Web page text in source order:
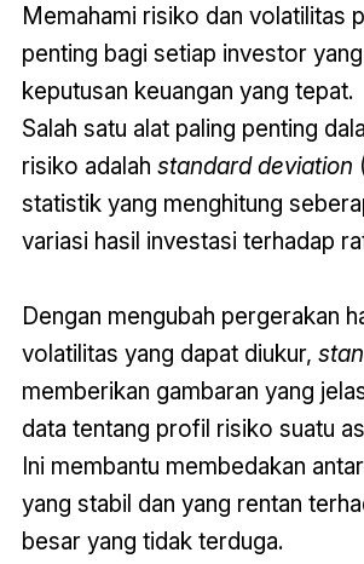
Memahami risiko dan volatilitas
penting bagi setiap investor
keputusan keuangan yang tepat.
Salah satu alat paling penting
risiko adalah standard deviation
statistik yang menghitung
variasi hasil investasi terhadap
Dengan mengubah pergerakan
volatilitas yang dapat diukur,
memberikan gambaran yang
data tentang profil risiko suatu
Ini membantu membedakan
yang stabil dan yang rentan
besar yang tidak terduga.